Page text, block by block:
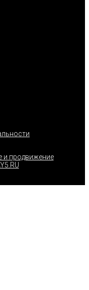
и продвижение